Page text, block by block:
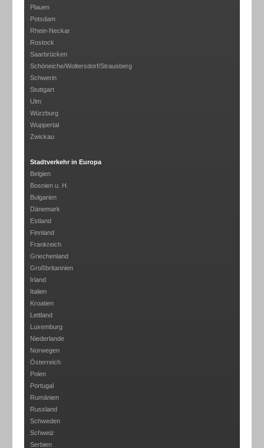
Plauen
Potsdam
Rhein-Neckar
Rostock
Saarbrücken
Schöneiche/Woltersdorf/Strausberg
Schwerin
Stuttgart
Ulm
Würzburg
Wuppertal
Zwickau
Stadtverkehr in Europa
Belgien
Bosnien u. H.
Bulgarien
Dänemark
Estland
Finnland
Frankreich
Griechenland
Großbritannien
Irland
Italien
Kroatien
Lettland
Luxemburg
Niederlande
Norwegen
Österreich
Polen
Portugal
Rumänien
Russland
Schweden
Schweiz
Serbien